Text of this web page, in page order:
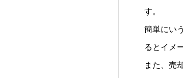
す。
簡単にい
るとイメ
また、売